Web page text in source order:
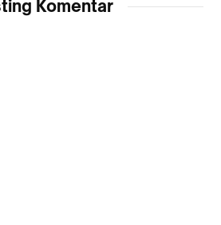
Komentar